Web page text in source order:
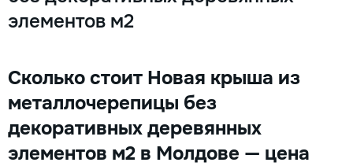
элементов м2
Сколько стоит Новая крыша из
металлочерепицы без
декоративных деревянных
элементов м2 в Молдове — цена